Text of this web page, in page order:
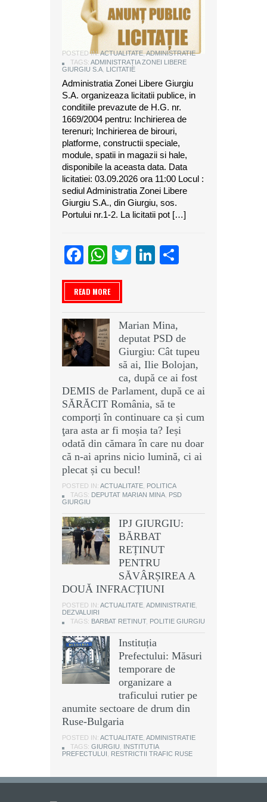
ANUNT DE LICITATIE
POSTED IN:ACTUALITATE,ADMINISTRATIE
TAGS: ADMINISTRAȚIA ZONEI LIBERE
GIURGIU S.A LICITATIE
Administratia Zonei Libere Giurgiu
S.A. organizeaza licitatii publice, in
conditiile prevazute de H.G. nr.
1669/2004 pentru: Inchirierea de
terenuri; Inchirierea de birouri,
platforme, constructii speciale,
module, spatii in magazii si hale,
disponibile la aceasta data. Data
licitatiei: 03.09.2026 ora 11:00 Locul :
sediul Administratia Zonei Libere
Giurgiu S.A., din Giurgiu, sos.
Portului nr.1-2. La licitatii pot […]
Facebook
WhatsApp
TwitterLinkedIn
READ MORE
Marian Mina,
deputat PSD de
Giurgiu: Cât tupeu
să ai, Ilie Bolojan,
ca, după ce ai fost
DEMIS de Parlament, după ce ai
SĂRĂCIT România, să te
comporți în continuare ca și cum
ţara asta ar fi moșia ta? Ieși
odată din cămara în care nu doar
că n-ai aprins nicio lumină, ci ai
plecat și cu becul!
POSTED IN: ACTUALITATE POLITICA
TAGS: DEPUTAT MARIAN MINA PSD
GIURGIU
IPJ GIURGIU:
BĂRBAT
REȚINUT
PENTRU
SĂVÂRȘIREA A
DOUĂ INFRACȚIUNI
POSTED IN: ACTUALITATE ADMINISTRATIE
DEZVALUIRI
TAGS: BARBAT RETINUT, POLITIE GIURGIU
Instituția
Prefectului: Măsuri
temporare de
organizare a
traficului rutier pe
anumite sectoare de drum din
Ruse-Bulgaria
POSTED IN: ACTUALITATE ADMINISTRATIE
TAGS: GIURGIU
INSTITUTIA
PREFECTULUI
RESTRICTII TRAFIC RUSE